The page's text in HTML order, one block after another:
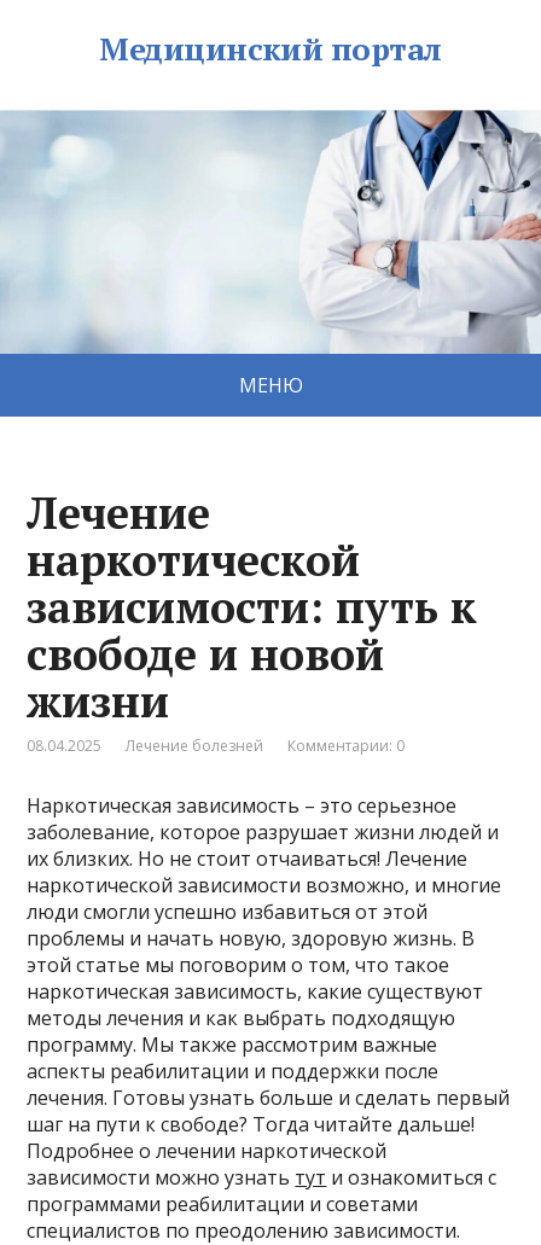
Медицинский портал
МЕНЮ
Лечение
наркотической
зависимости: путь к
свободе и новой
жизни
08.04.2025 Лечение болезней Комментарии: 0
Наркотическая зависимость – это серьезное
заболевание, которое разрушает жизни людей и
их близких. Но не стоит отчаиваться! Лечение
наркотической зависимости возможно, и многие
люди смогли успешно избавиться от этой
проблемы и начать новую, здоровую жизнь. В
этой статье мы поговорим о том, что такое
наркотическая зависимость, какие существуют
методы лечения и как выбрать подходящую
программу. Мы также рассмотрим важные
аспекты реабилитации и поддержки после
лечения. Готовы узнать больше и сделать первый
шаг на пути к свободе? Тогда читайте дальше!
Подробнее о лечении наркотической
зависимости можно узнать тут и ознакомиться с
программами реабилитации и советами
специалистов по преодолению зависимости.